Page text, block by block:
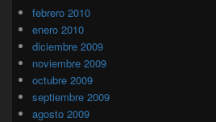
febrero 2010
enero 2010
diciembre 2009
noviembre 2009
octubre 2009
septiembre 2009
agosto 2009